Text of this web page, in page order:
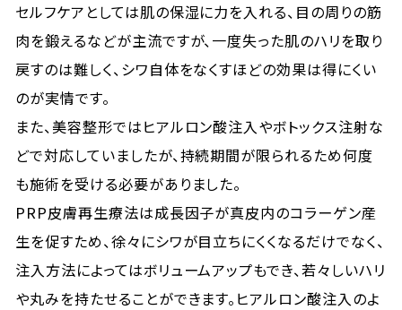
セルフケアとしては肌の保湿に力を入れる、目の周りの筋
肉を鍛えるなどが主流ですが、一度失った肌のハリを取り
戻すのは難しく、シワ自体をなくすほどの効果は得にくい
のが実情です。
また、美容整形ではヒアルロン酸注入やボトックス注射な
どで対応していましたが、持続期間が限られるため何度
も施術を受ける必要がありました。
PRP皮膚再生療法は成長因子が真皮内のコラーゲン産
生を促すため、徐々にシワが目立ちにくくなるだけでなく、
注入方法によってはボリュームアップもでき、若々しいハリ
や丸みを持たせることができます。ヒアルロン酸注入のよ